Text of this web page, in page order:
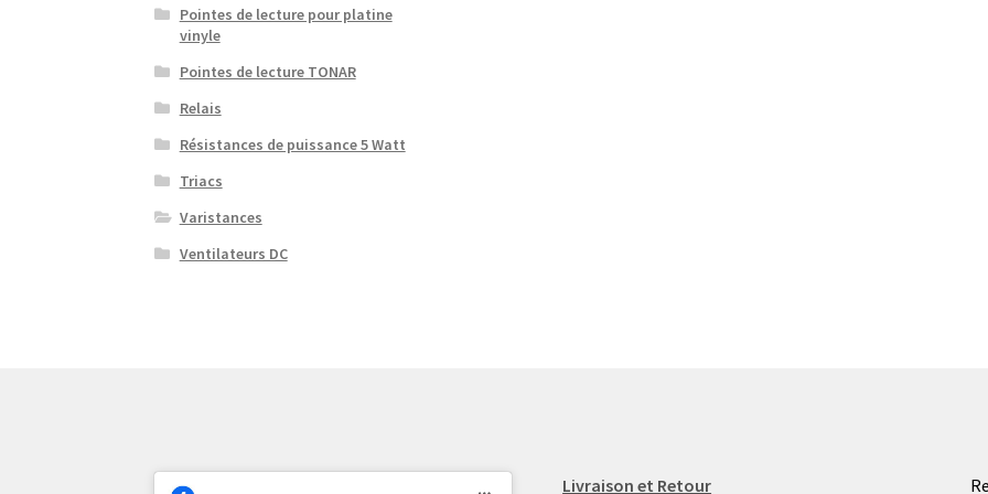
Pointes de lecture pour platine
vinyle
Pointes de lecture TONAR
Relais
Résistances de puissance 5 Watt
Triacs
Varistances
Ventilateurs DC
Livraison et Retour